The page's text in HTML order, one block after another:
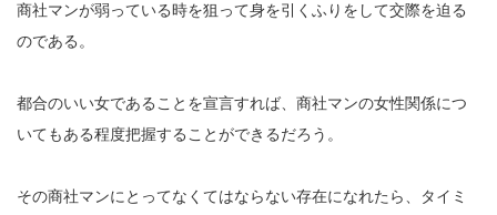
商社マンが弱っている時を狙って身を引くふりをして交際を迫る
のである。
都合のいい女であることを宣言すれば、商社マンの女性関係につ
いてもある程度把握することができるだろう。
その商社マンにとってなくてはならない存在になれたら、タイミ